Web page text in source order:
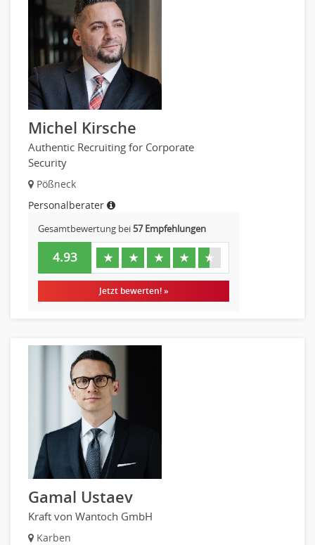
Michel Kirsche
Authentic Recruiting for Corporate
Security
Pößneck
Personalberater
Gesamtbewertung bei57 Empfehlungen
4.93 ★ ★ ★ ★ ★
Jetzt bewerten! »
Gamal Ustaev
Kraft von Wantoch GmbH
Karben